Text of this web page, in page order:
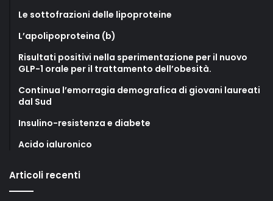
Le sottofrazioni delle lipoproteine
L’apolipoproteina (b)
Risultati positivi nella sperimentazione per il nuovo
GLP-1 orale per il trattamento dell’obesità.
Continua l’emorragia demografica di giovani laureati
dal Sud
Insulino-resistenza e diabete
Acido ialuronico
Articoli recenti